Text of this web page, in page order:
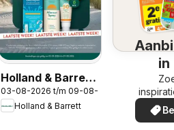
Holland & Barrett
folder
03-08-2026 t/m 09-08-2026
Holland & Barrett
in
de
in